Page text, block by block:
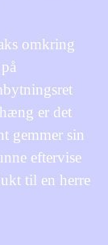
omkring
er det
gemmer sin
eftervise
til en herre